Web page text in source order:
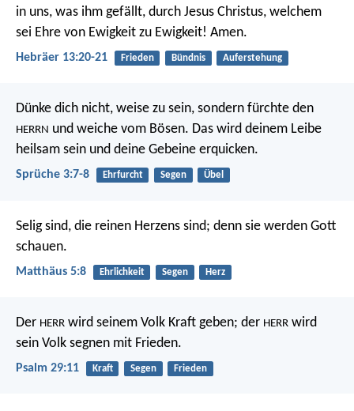
in uns, was ihm gefällt, durch Jesus Christus, welchem
sei Ehre von Ewigkeit zu Ewigkeit! Amen.
Hebräer 13:20-21 Frieden Bündnis Auferstehung
Dünke dich nicht, weise zu sein, sondern fürchte den
HERRN und weiche vom Bösen. Das wird deinem Leibe
heilsam sein und deine Gebeine erquicken.
Sprüche 3:7-8 Ehrfurcht Segen Übel
Selig sind, die reinen Herzens sind; denn sie werden Gott
schauen.
Matthäus 5:8 Ehrlichkeit Segen Herz
Der HERR wird seinem Volk Kraft geben; der HERR wird
sein Volk segnen mit Frieden.
Psalm 29:11 Kraft Segen Frieden